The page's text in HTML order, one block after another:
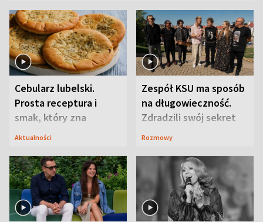
Cebularz lubelski.
Prosta receptura i
smak, który zna
Lubelszczyzna
Aktualności
Zespół KSU ma sposób
na długowieczność.
Zdradzili swój sekret
Rozmowy